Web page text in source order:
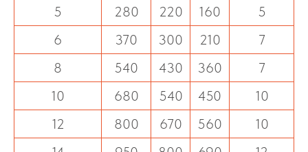
5
280 220 160
5
6
370 300 210
7
8
540 430 360
7
10
680 540 450
10
12
800 670 560
10